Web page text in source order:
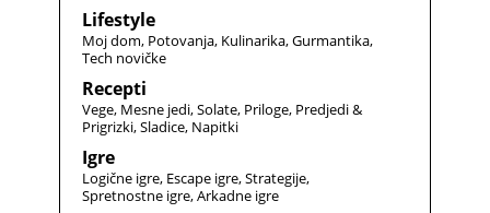
Lifestyle
Moj dom Potovanja Kulinarika Gurmantika
Tech novičke
Recepti
Vege Mesne jedi Solate Priloge Predjedi &
Prigrizki Sladice Napitki
Igre
Logične igre Escape igre Strategije
Spretnostne igre Arkadne igre